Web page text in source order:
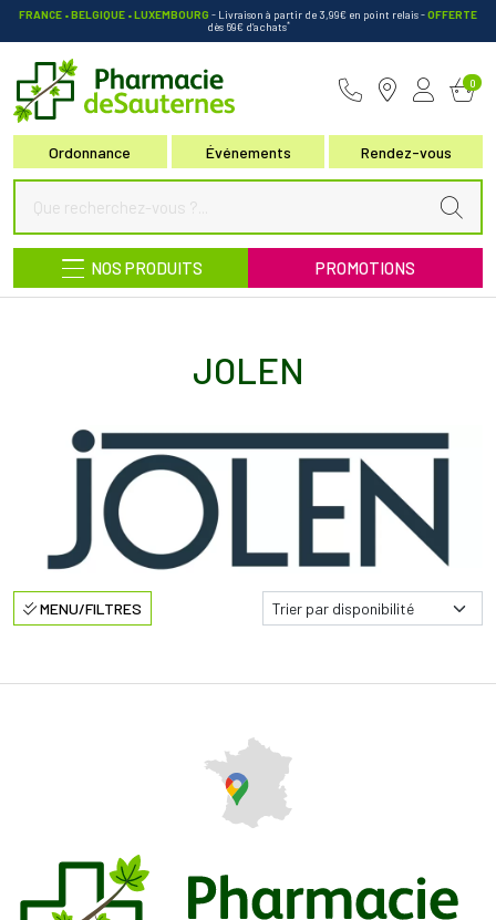
FRANCE • BELGIQUE • LUXEMBOURG - Livraison à partir de 3,99€ en point relais-OFFERTE
dès 69€ d’achats*
Ordonnance Événements Rendez-vous
0
NOS PRODUITS PROMOTIONS
JOLEN
MENU/FILTRES